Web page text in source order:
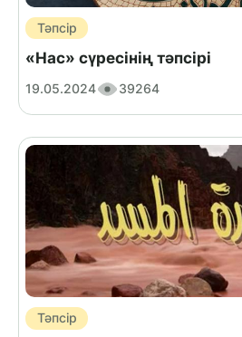
Тәпсір
«Нас» сүресінің тәпсірі
19.05.2024 39264
Тәпсір